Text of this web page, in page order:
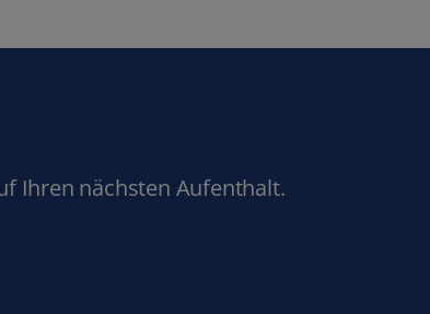
Ihren nächsten Aufenthalt.